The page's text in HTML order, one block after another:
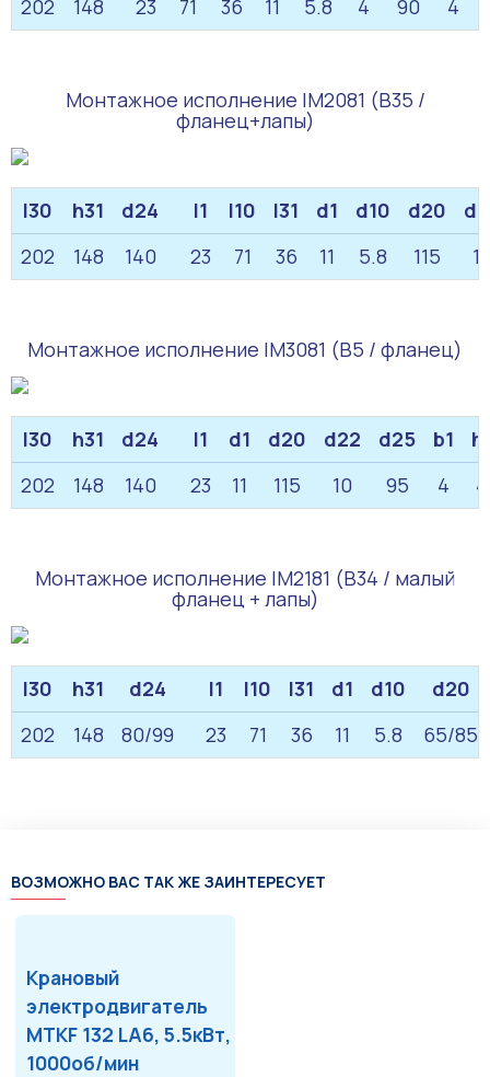
202
148 23 71 36 11 5.8 4 90 4
Монтажное исполнение IM2081 (B35 /
фланец+лапы)
l30 h31 d24 l1 l10 l31 d1 d10 d20
202
148 140 23 71 36 11 5.8 115
Монтажное исполнение IM3081 (B5 / фланец)
l30 h31 d24 l1 d1 d20 d22 d25 b1
202
148 140 23 11 115 10 95 4 4
Монтажное исполнение IM2181 (B34 / малый
фланец + лапы)
l30 h31 d24 l1 l10 l31 d1 d10
d20
202
148 80/99 23 71 36 11 5.8 65/85
ВОЗМОЖНО ВАС ТАК ЖЕ ЗАИНТЕРЕСУЕТ
Крановый
электродвигатель
MTKF 132 LA6, 5.5кВт,
1000об/мин